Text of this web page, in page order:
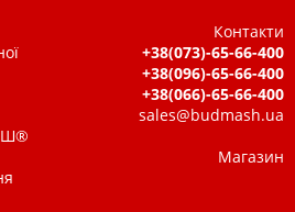
Контакти
+38(073)-65-66-400
+38(096)-65-66-400
+38(066)-65-66-400
sales@budmash.ua
Магазин